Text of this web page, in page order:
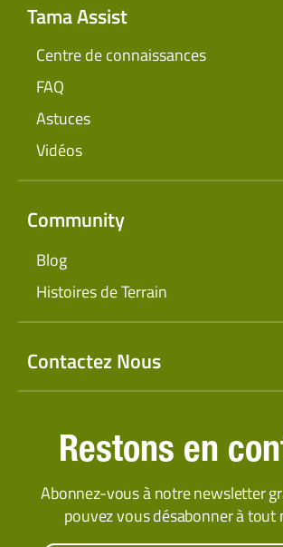
Tama Assist
Centre de connaissances
FAQ
Astuces
Vidéos
Community
Blog
Histoires de Terrain
Contactez Nous
Restons en
Abonnez-vous à notre newsletter
pouvez vous désabonner à tout